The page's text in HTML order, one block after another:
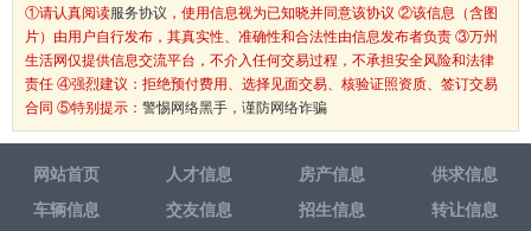
①请认真阅读服务协议 ，使用信息视为已知晓并同意该协议 ②该信息（含图
片）由用户自行发布，其真实性、准确性和合法性由信息发布者负责 ③万州
生活网仅提供信息交流平台，不介入任何交易过程，不承担安全风险和法律
责任 ④强烈建议：拒绝预付费用、选择见面交易、核验证照资质、签订交易
合同 ⑤特别提示： 警惕网络黑手，谨防网络诈骗
网站首页 人才信息 房产信息
供求信息
车辆信息
交友信息 招生信息
转让信息